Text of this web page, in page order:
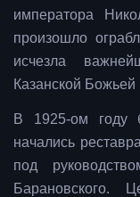
императора
произошло
исчезла
Казанской
В 1925-ом году
начались
под
Барановского.